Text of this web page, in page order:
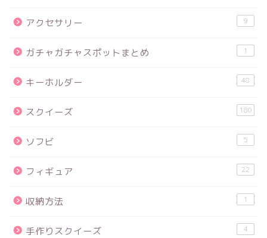
アクセサリー 9
ガチャガチャスポットまとめ 1
キーホルダー 48
スクイーズ 180
ソフビ 5
フィギュア 22
収納方法 1
手作りスクイーズ 4